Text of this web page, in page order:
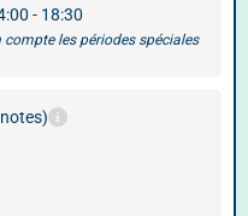
- 18:30
compte les périodes spéciales